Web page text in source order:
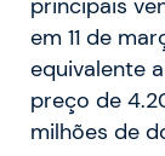
principais
em 11 de
equivalente
preço de
milhões de